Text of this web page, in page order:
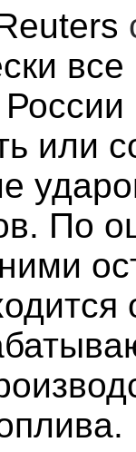
или
По